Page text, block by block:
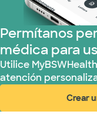
Red PHCS
TriWest
Permítanos
médica para
Utilice
atención
Crear